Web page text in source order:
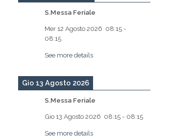
S.Messa Feriale
Mer 12 Agosto 2026 08:15 -
08:15
See more details
Gio 13 Agosto 2026
S.Messa Feriale
Gio 13 Agosto 2026 08:15 - 08:15
See more details